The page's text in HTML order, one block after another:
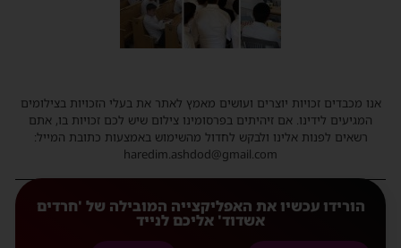
אנו מכבדים זכויות יוצרים ועושים מאמץ לאתר את בעלי הזכויות בצילומים
המגיעים לידינו. אם זיהיתים בפרסומינו צילום שיש לכם זכויות בו, אתם
רשאים לפנות אלינו ולבקש לחדול מהשימוש באמצעות כתובת המייל:
haredim.ashdod@gmail.com
הורידו עכשיו את האפליקצייה המובילה של 'חרדים
אשדוד' אליכם לנייד